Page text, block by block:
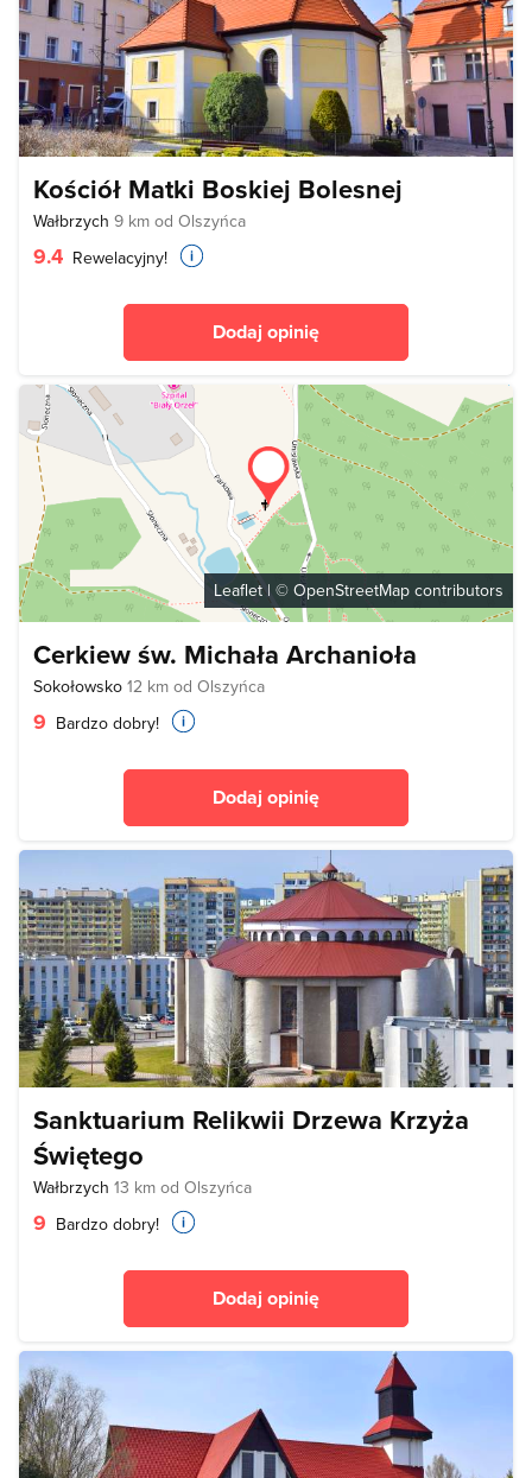
Kościół Matki Boskiej Bolesnej
Wałbrzych 9 km od Olszyńca
9.4 Rewelacyjny!
Dodaj opinię
Leaflet| © OpenStreetMap contributors
Cerkiew św. Michała Archanioła
Sokołowsko 12 km od Olszyńca
9 Bardzo dobry!
Dodaj opinię
Sanktuarium Relikwii Drzewa Krzyża
Świętego
Wałbrzych 13 km od Olszyńca
9 Bardzo dobry!
Dodaj opinię